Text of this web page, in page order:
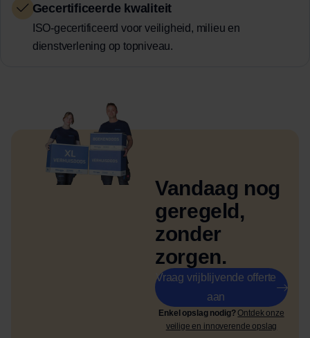
Gecertificeerde kwaliteit
ISO-gecertificeerd voor veiligheid, milieu en
dienstverlening op topniveau.
Vandaag nog
geregeld,
zonder
zorgen.
Vraag vrijblijvende offerte
aan
Enkel opslag nodig?Ontdek onze
veilige en innoverende opslag